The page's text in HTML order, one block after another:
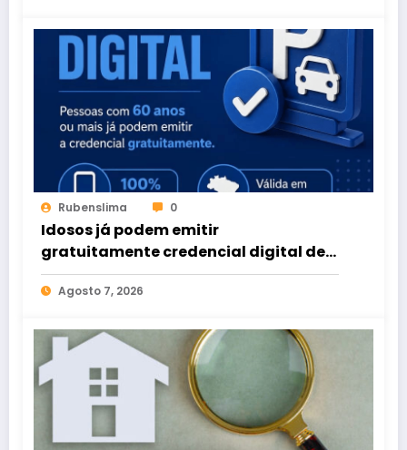
Rubenslima 0
Idosos já podem emitir
gratuitamente credencial digital de
estacionamento
Agosto 7, 2026